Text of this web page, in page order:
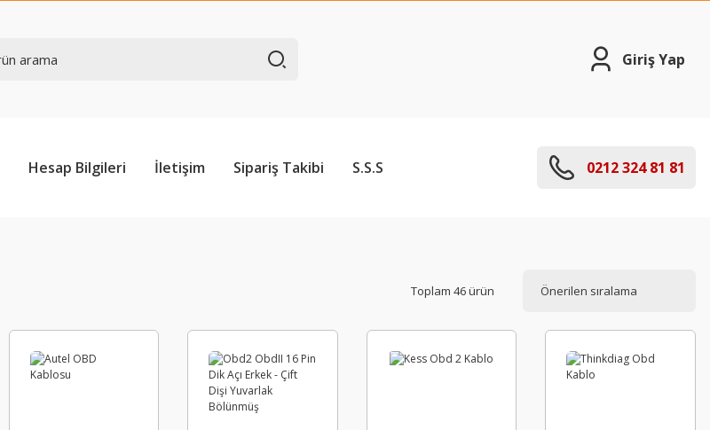
Giriş Yap
Hesap Bilgileri İletişim Sipariş Takibi S.S.S 0212 324 81 81
Toplam 46 ürün